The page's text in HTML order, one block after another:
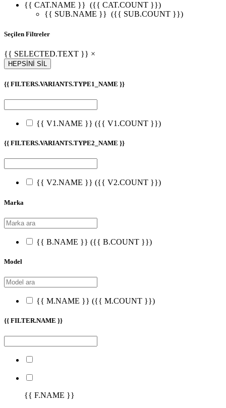
{{ CAT.NAME }} ({{ CAT.COUNT }})
{{ SUB.NAME }} ({{ SUB.COUNT }})
Seçilen Filtreler
{{ SELECTED.TEXT }} ×
HEPSİNİ SİL
{{ FILTERS.VARIANTS.TYPE1_NAME }}
{{ V1.NAME }} ({{ V1.COUNT }})
{{ FILTERS.VARIANTS.TYPE2_NAME }}
{{ V2.NAME }} ({{ V2.COUNT }})
Marka
{{ B.NAME }} ({{ B.COUNT }})
Model
{{ M.NAME }} ({{ M.COUNT }})
{{ FILTER.NAME }}
{{ F.NAME }}